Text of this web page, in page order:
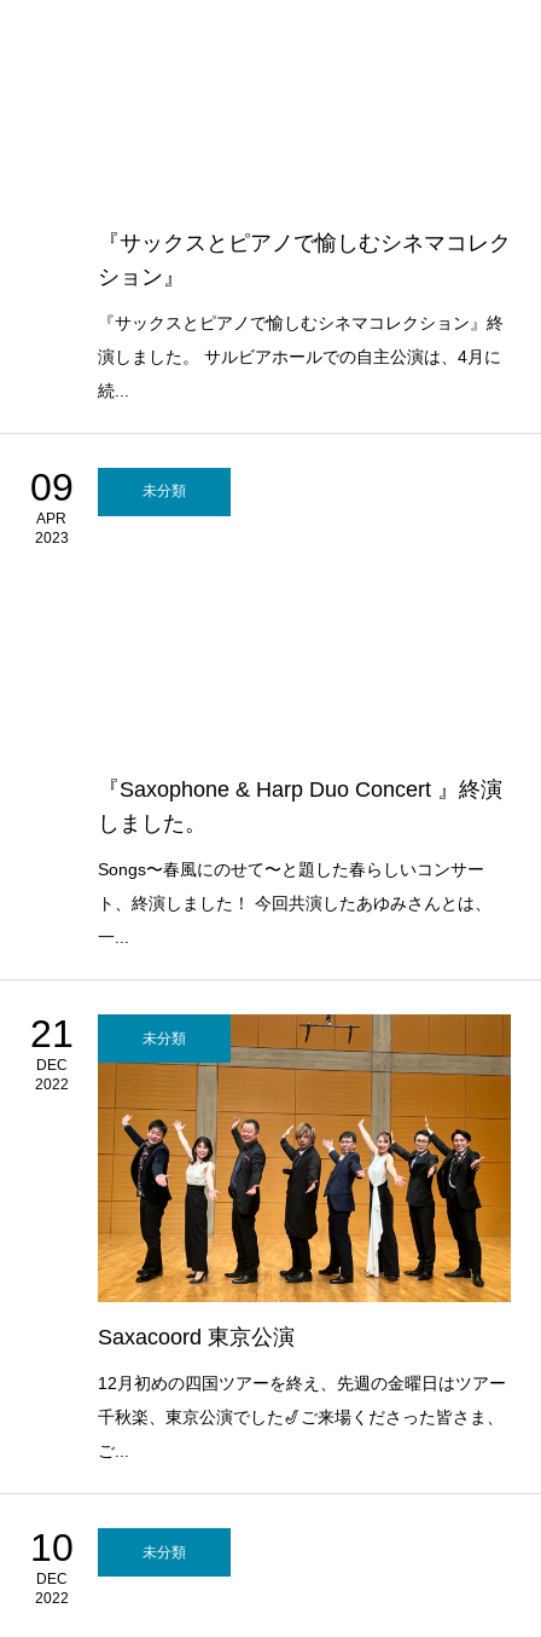
『サックスとピアノで愉しむシネマコレク
ション』
『サックスとピアノで愉しむシネマコレクション』終
演しました。 サルビアホールでの自主公演は、4月に
続...
09
APR
2023
未分類
『Saxophone & Harp Duo Concert 』終演
しました。
Songs〜春風にのせて〜と題した春らしいコンサー
ト、終演しました！ 今回共演したあゆみさんとは、
一...
21
DEC
2022
未分類
Saxacoord 東京公演
12月初めの四国ツアーを終え、先週の金曜日はツアー
千秋楽、東京公演でした🎷ご来場くださった皆さま、
ご...
10
DEC
2022
未分類